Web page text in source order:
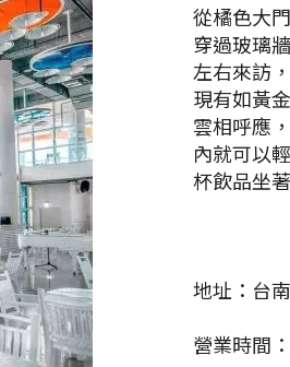
從橘色大
穿過玻璃
左右來訪
現有如黃
雲相呼應
內就可以
杯飲品坐
地址：台
營業時間